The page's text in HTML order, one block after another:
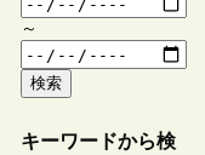
～
検索
キーワードから検